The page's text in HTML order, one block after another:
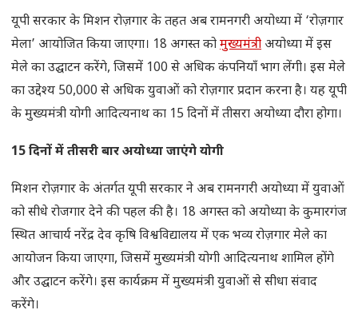
यूपी सरकार के मिशन रोज़गार के तहत अब रामनगरी अयोध्या में ‘रोज़गार
मेला’ आयोजित किया जाएगा। 18 अगस्त कोमुख्यमंत्री अयोध्या में इस
मेले का उद्घाटन करेंगे, जिसमें 100 से अधिक कंपनियाँ भाग लेंगी। इस मेले
का उद्देश्य 50,000 से अधिक युवाओं को रोज़गार प्रदान करना है। यह यूपी
के मुख्यमंत्री योगी आदित्यनाथ का 15 दिनों में तीसरा अयोध्या दौरा होगा।
15 दिनों में तीसरी बार अयोध्या जाएंगे योगी
मिशन रोज़गार के अंतर्गत यूपी सरकार ने अब रामनगरी अयोध्या में युवाओं
को सीधे रोजगार देने की पहल की है। 18 अगस्त को अयोध्या के कुमारगंज
स्थित आचार्य नरेंद्र देव कृषि विश्वविद्यालय में एक भव्य रोज़गार मेले का
आयोजन किया जाएगा, जिसमें मुख्यमंत्री योगी आदित्यनाथ शामिल होंगे
और उद्घाटन करेंगे। इस कार्यक्रम में मुख्यमंत्री युवाओं से सीधा संवाद
करेंगे।